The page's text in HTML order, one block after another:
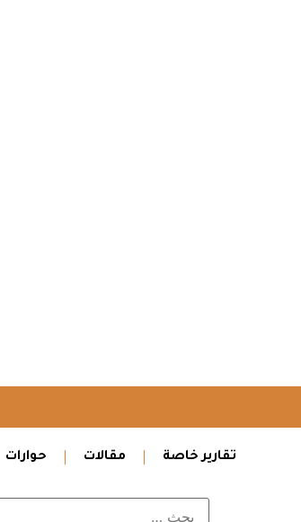
تقارير خاصة مقالات حوارات